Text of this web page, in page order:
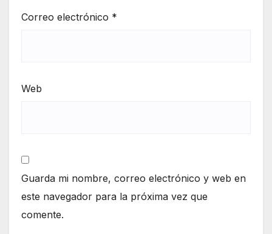
Correo electrónico *
Web
Guarda mi nombre, correo electrónico y web en
este navegador para la próxima vez que
comente.